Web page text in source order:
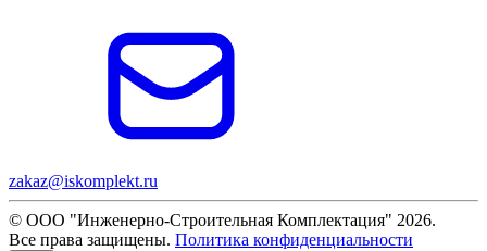
zakaz@iskomplekt.ru
© ООО "Инженерно-Строительная Комплектация" 2026.
Все права защищены. Политика конфиденциальности